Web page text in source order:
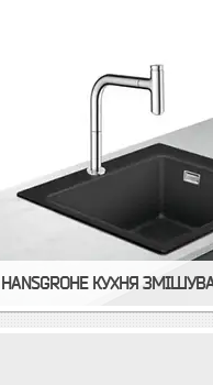
HANSGROHE КУХНЯ